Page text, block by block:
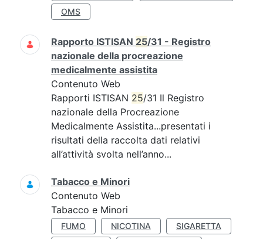
OMS
Rapporto ISTISAN 25/31 - Registro
nazionale della procreazione
medicalmente assistita
Contenuto Web
Rapporti ISTISAN 25/31 Il Registro
nazionale della Procreazione
Medicalmente Assistita...presentati i
risultati della raccolta dati relativi
all’attività svolta nell’anno...
Tabacco e Minori
Contenuto Web
Tabacco e Minori
FUMO NICOTINA
SIGARETTA